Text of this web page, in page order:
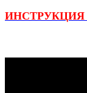
ИНСТРУКЦИЯ